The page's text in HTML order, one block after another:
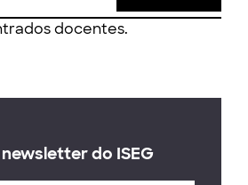
docentes.
do ISEG